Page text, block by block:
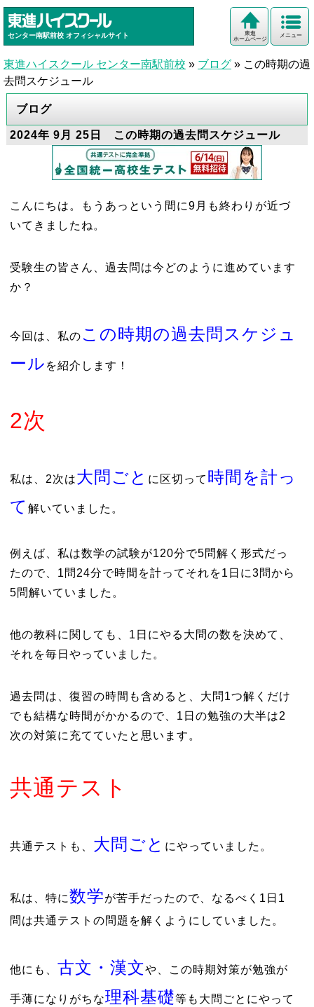
センター南駅前校 オフィシャルサイト メニュー
東進
ホームページ
東進ハイスクール センター南駅前校 » ブログ » この時期の過
去問スケジュール
ブログ
2024年 9月 25日 この時期の過去問スケジュール
こんにちは。もうあっという間に9月も終わりが近づ
いてきましたね。
受験生の皆さん、過去問は今どのように進めています
か？
今回は、私のこの時期の過去問スケジュ
ール を紹介します！
2次
私は、2次は大問ごと に区切って 時間を計っ
て 解いていました。
例えば、私は数学の試験が120分で5問解く形式だっ
たので、1問24分で時間を計ってそれを1日に3問から
5問解いていました。
他の教科に関しても、1日にやる大問の数を決めて、
それを毎日やっていました。
過去問は、復習の時間も含めると、大問1つ解くだけ
でも結構な時間がかかるので、1日の勉強の大半は2
次の対策に充てていたと思います。
共通テスト
共通テストも、 大問 ごと にやっていました。
私は、特に数学が苦手だったので、なるべく1日1
問は共通テストの問題を解くようにしていました。
他にも、 古文・漢文や、この時期対策が勉強が
手薄になりがちな理科基礎等も大問ごとにやって